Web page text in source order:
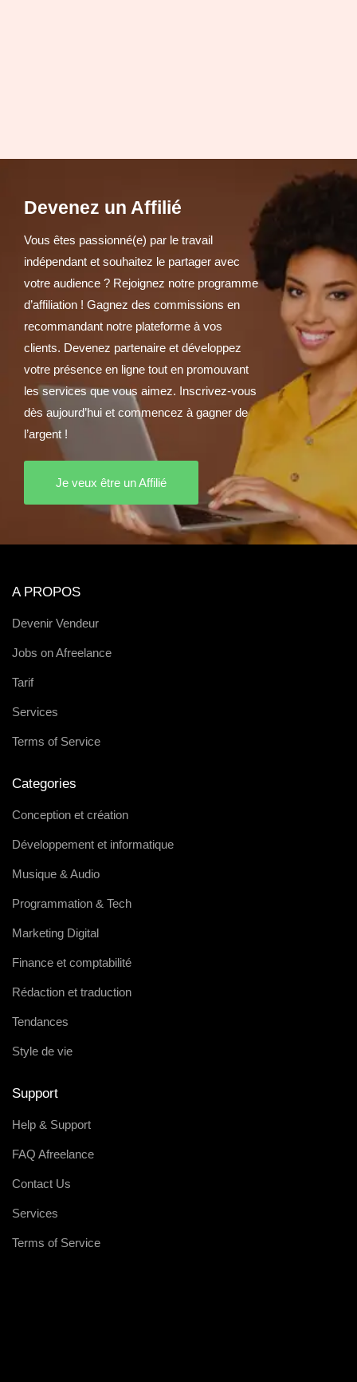
Devenez un Affilié
Vous êtes passionné(e) par le travail
indépendant et souhaitez le partager avec
votre audience ? Rejoignez notre programme
d’affiliation ! Gagnez des commissions en
recommandant notre plateforme à vos
clients. Devenez partenaire et développez
votre présence en ligne tout en promouvant
les services que vous aimez. Inscrivez-vous
dès aujourd’hui et commencez à gagner de
l’argent !
Je veux être un Affilié
A PROPOS
Devenir Vendeur
Jobs on Afreelance
Tarif
Services
Terms of Service
Categories
Conception et création
Développement et informatique
Musique & Audio
Programmation & Tech
Marketing Digital
Finance et comptabilité
Rédaction et traduction
Tendances
Style de vie
Support
Help & Support
FAQ Afreelance
Contact Us
Services
Terms of Service